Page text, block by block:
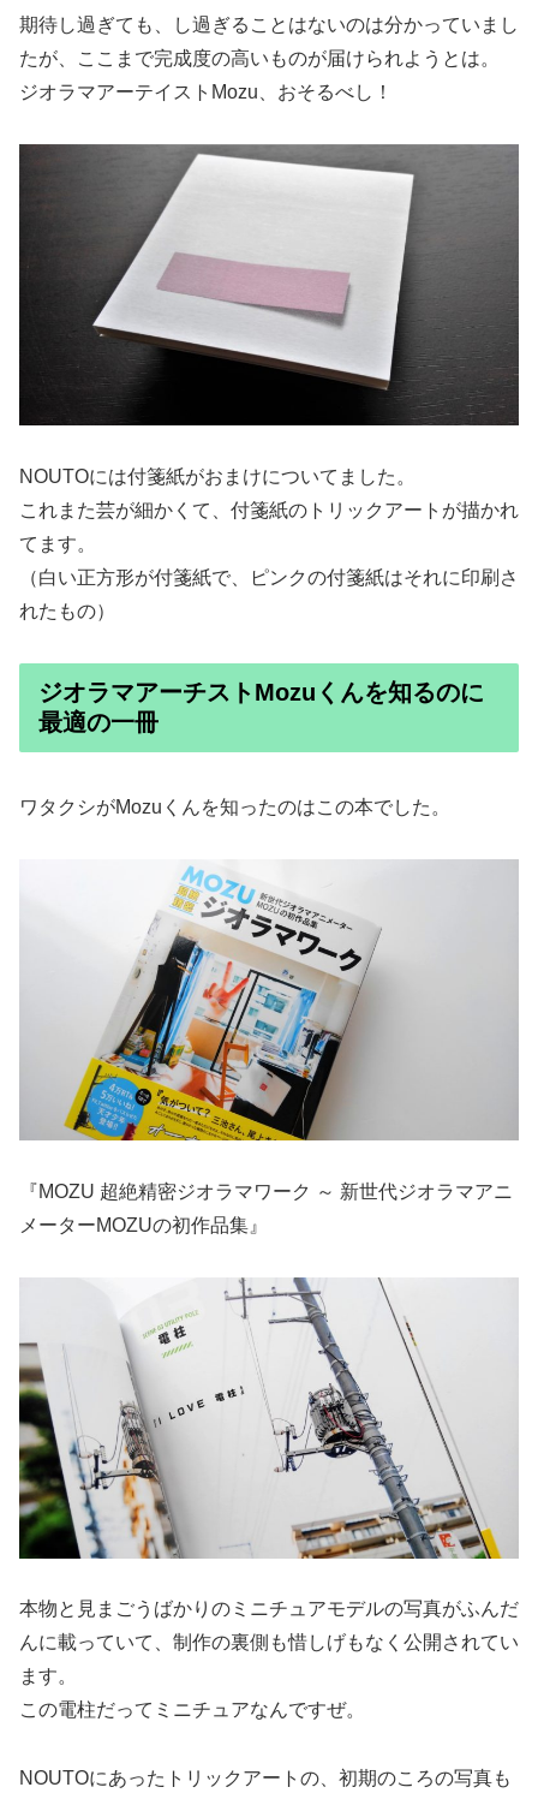
期待し過ぎても、し過ぎることはないのは分かっていまし
たが、ここまで完成度の高いものが届けられようとは。
ジオラマアーテイストMozu、おそるべし！
NOUTOには付箋紙がおまけについてました。
これまた芸が細かくて、付箋紙のトリックアートが描かれ
てます。
（白い正方形が付箋紙で、ピンクの付箋紙はそれに印刷さ
れたもの）
ジオラマアーチストMozuくんを知るのに
最適の一冊
ワタクシがMozuくんを知ったのはこの本でした。
『MOZU 超絶精密ジオラマワーク ～ 新世代ジオラマアニ
メーターMOZUの初作品集』
本物と見まごうばかりのミニチュアモデルの写真がふんだ
んに載っていて、制作の裏側も惜しげもなく公開されてい
ます。
この電柱だってミニチュアなんですぜ。
NOUTOにあったトリックアートの、初期のころの写真も